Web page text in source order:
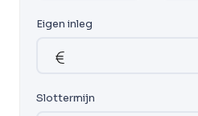
Eigen inleg
Slottermijn